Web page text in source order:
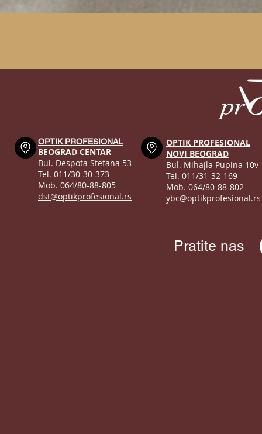
OPTIK PROFESIONAL
BEOGRAD CENTAR
Bul. Despota Stefana 53
Tel. 011/30-30-373
Mob. 064/80-88-805
dst@optikprofesional.rs
OPTIK PROFESIONAL
NOVI BEOGRAD
Bul. Mihajla Pupina 10v
Tel. 011/31-32-169
Mob. 064/80-88-802
ybc@optikprofesional.rs
Pratite nas